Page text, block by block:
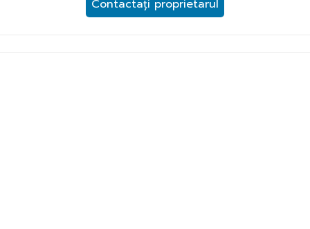
Contactați proprietarul